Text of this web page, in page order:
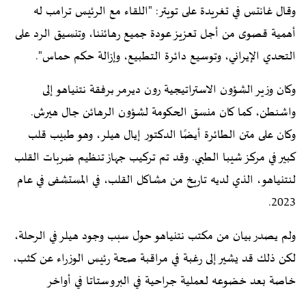
وقال غانتس في تغريدة على تويتر: "اللقاء مع الرئيس ترامب له
أهمية قصوى من أجل تعزيز عودة جميع رهائننا، وتنسيق الرد على
التحدي الإيراني، وتوسيع دائرة التطبيع، وإزالة حكم حماس".
وكان وزير الشؤون الاستراتيجية رون ديرمر برفقة نتنياهو إلى
واشنطن، كما كان منسق الحكومة لشؤون الرهائن جال هيرش.
وكان على متن الطائرة أيضًا الدكتور إيال هيلر، وهو طبيب قلب
كبير في مركز شيبا الطبي. وقد تم تركيب جهاز تنظيم ضربات القلب
لنتنياهو، الذي لديه تاريخ من مشاكل القلب، في المستشفى في عام
2023.
ولم يصدر بيان من مكتب نتنياهو حول سبب وجود هيلر في الرحلة،
لكن ذلك قد يشير إلى رغبة في مراقبة صحة رئيس الوزراء عن كثب،
خاصة بعد خضوعه لعملية جراحية في البروستاتا في أواخر